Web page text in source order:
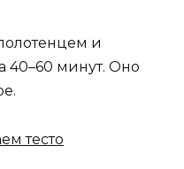
и
40–60 минут. Оно